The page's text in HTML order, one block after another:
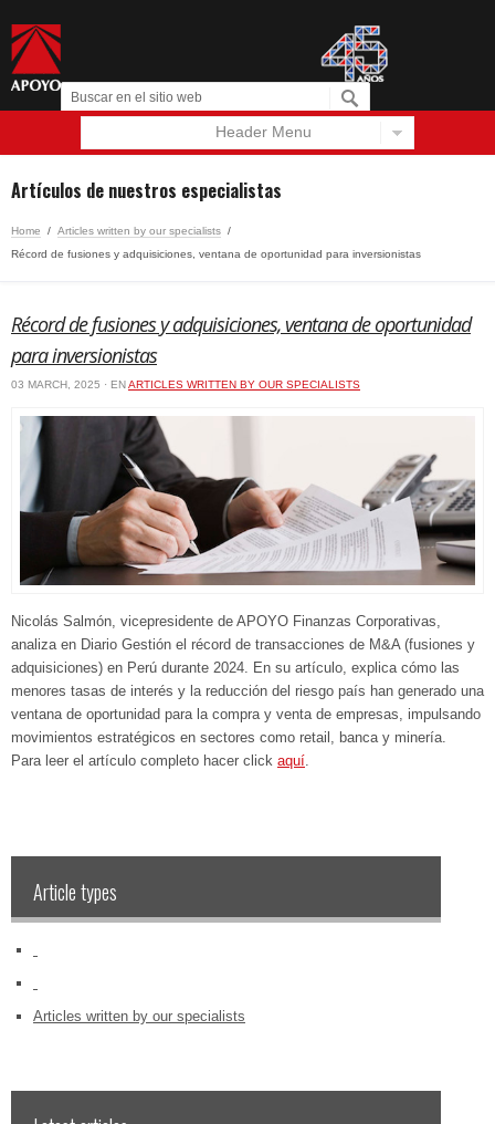
Header Menu
Artículos de nuestros especialistas
Home / Articles written by our specialists /
Récord de fusiones y adquisiciones, ventana de oportunidad para inversionistas
Récord de fusiones y adquisiciones, ventana de oportunidad
para inversionistas
03 MARCH, 2025 · ENARTICLES WRITTEN BY OUR SPECIALISTS
Nicolás Salmón, vicepresidente de APOYO Finanzas Corporativas,
analiza en Diario Gestión el récord de transacciones de M&A (fusiones y
adquisiciones) en Perú durante 2024. En su artículo, explica cómo las
menores tasas de interés y la reducción del riesgo país han generado una
ventana de oportunidad para la compra y venta de empresas, impulsando
movimientos estratégicos en sectores como retail, banca y minería.
Para leer el artículo completo hacer click aquí
Article types
Articles written by our specialists